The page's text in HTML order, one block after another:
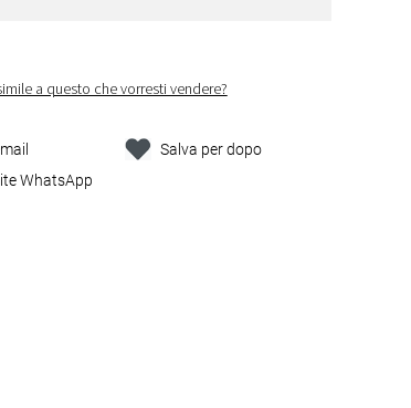
a questo che vorresti vendere?
WhatsApp
Salva per dopo